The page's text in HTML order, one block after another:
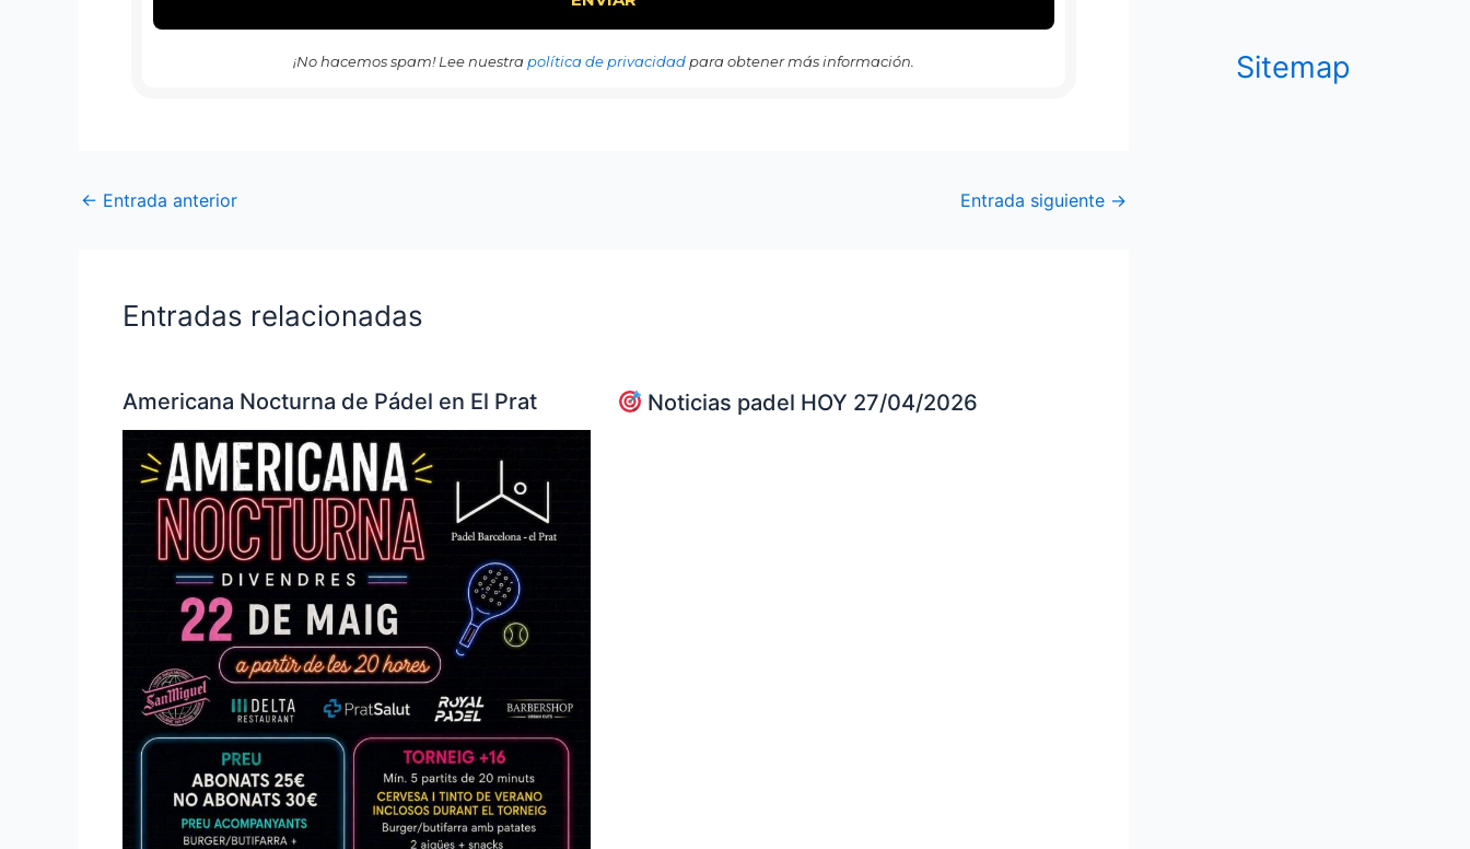
¡No hacemos spam! Lee nuestra política de privacidad para obtener más información.
← Entrada anterior Entrada siguiente →
Entradas relacionadas
Americana Nocturna de Pádel en El Prat Noticias padel HOY 27/04/2026
Sitemap